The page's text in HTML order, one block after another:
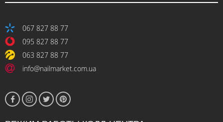
067 827 88 77
095 827 88 77
063 827 88 77
info@nailmarket.com.ua